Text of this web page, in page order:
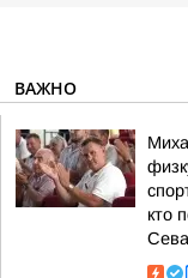
ВАЖНО
кто